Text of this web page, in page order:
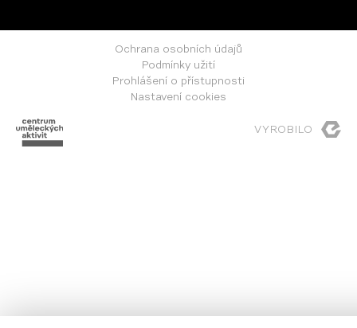
Ochrana osobních údajů
Podmínky užití
Prohlášení o přístupnosti
Nastavení cookies
VYROBILO